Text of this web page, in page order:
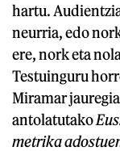
hartu.
neurria, edo
ere, nork eta
Testuinguru
Miramar
antolatutako
metrika